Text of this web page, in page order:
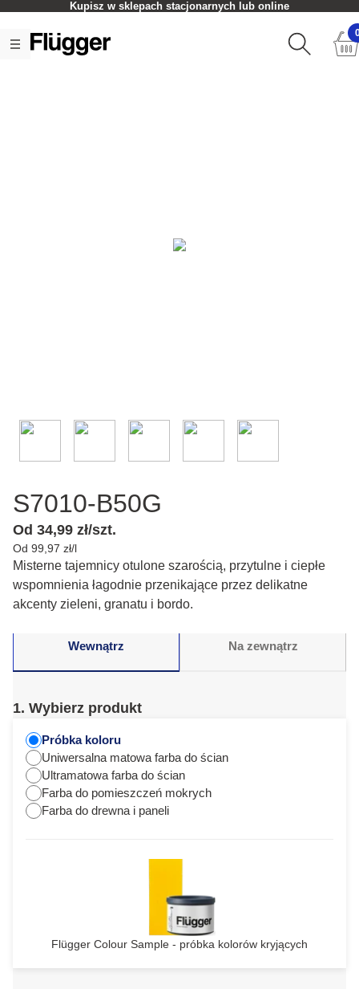
Kupisz w sklepach stacjonarnych lub online
S7010-B50G
Od 34,99 zł/szt.
Od 99,97 zł/l
Misterne tajemnicy otulone szarością, przytulne i ciepłe
wspomnienia łagodnie przenikające przez delikatne
akcenty zieleni, granatu i bordo.
Wewnątrz Na zewnątrz
1. Wybierz produkt
Próbka koloru
Uniwersalna matowa farba do ścian
Ultramatowa farba do ścian
Farba do pomieszczeń mokrych
Farba do drewna i paneli
Flügger Colour Sample - próbka kolorów kryjących